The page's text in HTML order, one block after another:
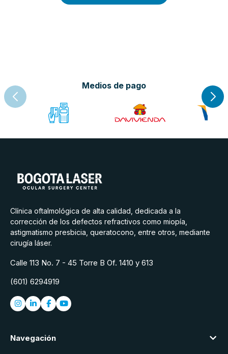
Medios de pago
Clínica oftalmológica de alta calidad, dedicada a la
corrección de los defectos refractivos como miopía,
astigmatismo presbicia, queratocono, entre otros, mediante
cirugía láser.
Calle 113 No. 7 - 45 Torre B Of. 1410 y 613
(601) 6294919
Navegación